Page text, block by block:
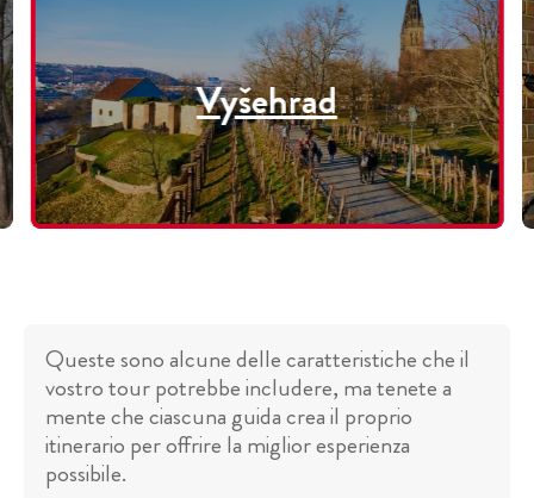
Vyšehrad
Queste sono alcune delle caratteristiche che il
vostro tour potrebbe includere, ma tenete a
mente che ciascuna guida crea il proprio
itinerario per offrire la miglior esperienza
possibile.